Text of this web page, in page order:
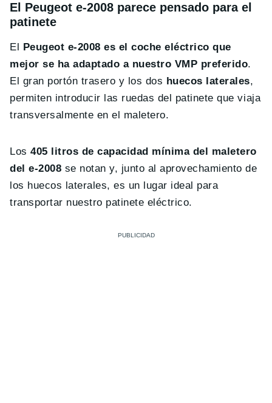
El Peugeot e-2008 parece pensado para el
patinete
El Peugeot e-2008 es el coche eléctrico que
mejor se ha adaptado a nuestro VMP preferido.
El gran portón trasero y los dos huecos laterales,
permiten introducir las ruedas del patinete que viaja
transversalmente en el maletero.
Los405 litros de capacidad mínima del maletero
del e-2008 se notan y, junto al aprovechamiento de
los huecos laterales, es un lugar ideal para
transportar nuestro patinete eléctrico.